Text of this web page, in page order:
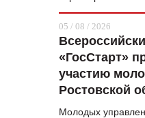
05 / 08 / 2026
«ГосСтарт»
участию
Ростовской
Молодых